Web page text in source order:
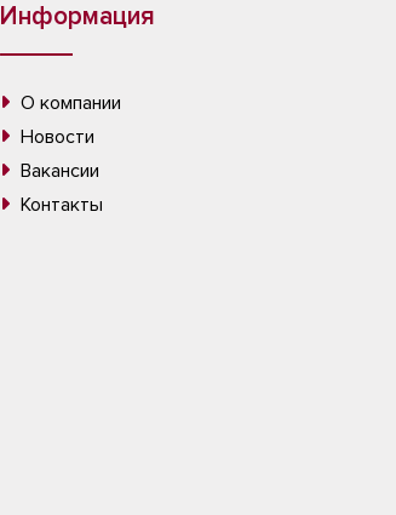
Информация
О компании
Новости
Вакансии
Контакты